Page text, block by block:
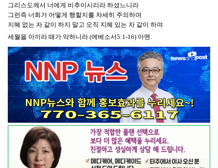
그리스도께서 너에게 비추이시리라 하셨느니라
그런즉 너희가 어떻게 행할지를 자세히 주의하여
지혜 없는 자 같이 하지 말고 오직 지혜 있는 자 같이 하여
세월을 아끼라 때가 악하니라 (에베소서5:1-16) 아멘.